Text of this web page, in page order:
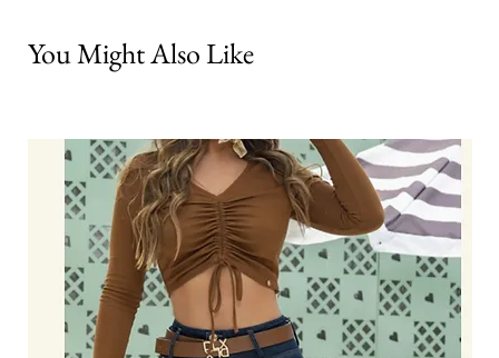
You Might Also Like